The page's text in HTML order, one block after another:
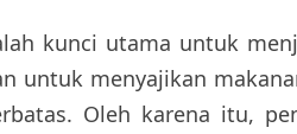
kunci utama untuk
untuk menyajikan
Oleh karena itu,